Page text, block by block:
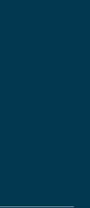
Gäste…